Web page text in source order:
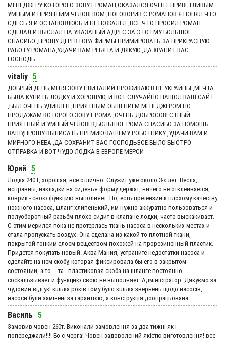
МЕНЕДЖЕРУ КОТОРОГО ЗОВУТ РОМАН,ОКАЗАЛСЯ ОЧЕНТ ПРИВЕТЛИВЫМ
УМНЫМ И ПРИЯТНИМ ЧЕЛОВЕКОМ ,ПОГОВОРИВ С РОМАНОВ Я ПОНЯЛ ЧТО
СДЕСЬ Я И ОСТАНОВЛЮСЬ И НЕ ПОЖАЛЕЛ ,ВСЕ ЧТО ПРОСИЛ РОМАН
СДЕЛАЛ И ВЫСЛАЛ НА УКАЗАНЫЙ АДРЕС ЗА ЭТО ЕМУ БОЛЬШОЕ
СПАСИБО ,ПРОШУ ДЕРЕКТОРА ФИРМЫ ПРИМИРОВАТЬ ЗА ПРИКРАСНУЮ
РАБОТУ РОМАНА,УДАЧИ ВАМ РЕБЯТА И ДЯКУЮ ,ДА ХРАНИТ ВАС
ГОСПОДЬ
vitaliy 5
ДОБРЫЙ ДЕНЬ,МЕНЯ ЗОВУТ ВИТАЛИЙ ПРОЖИВАЮ В НЕ УКРАИНЫ ,МЕЧТА
БЫЛА КУПИТЬ ЛОДКУ И ХОРОШУЮ, И ВОТ СЛУЧАЙНО НАЩОЛ ВАШ САЙТ
,БЫЛ ОЧЕНЬ УДИВЛЕН ,ПРИЯТНЫМ ОБЩЕНИЕМ МЕНЕДЖЕРОМ ПО
ПРОДАЖАМ КОТОРОГО ЗОВУТ РОМА ,ОЧЕНЬ ДОБРОСОВЕСТНЫЙ
ПРИЯТНЫЙ И УМНЫЙ ЧЕЛОВЕК,БОЛЬШОЕ РОМА СПАСИБО ЗА ПОМОЩЬ
ВАШУ,ПРОШУ ВЫПИСАТЬ ПРЕМИЮ ВАШЕМУ РОБОТНИКУ ,УДАЧИ ВАМ И
МИРНОГО НЕБА ,ДА СОХРАНИТ ВАС ГОСПОДЬВСЕ БЫЛО БЫСТРО
ОТПРАВКА И ВОТ ЧУДО ЛОДКА В ЕВРОПЕ МЕРСИ
Юрий 5
Лодка 240Т, хорошая, все отлично. Служит уже около 3-х лет. Весла,
исправны, накладки на сиденья форму держат, ничего не отклеивается,
коврик - свою функцию выполняет. Но, есть претензии к плохому качеству
ножного насоса, шланг хлипенький, им нужно аккуратно пользоваться и
полуоборотный разьём плохо сидит в клапане лодки, часто выскакивает.
С этим мерился пока не протерлась ткань насоса в нескольких местах и
стала пропускать воздух. Она сделана из какой-то плотной ткани,
покрытой тонким слоем веществом похожей на прорезиненный пластик.
Придется покупать новый. Аква Мания, устраните недостатки насоса и
сделайте на нем скобу, которая фиксировала бы его в закрытом
состоянии, а то ... та...пластиковая скоба на шланге постоянно
соскальзывает и функцию свою не выполняет. Адмiнiстратор: Дякуємо за
чудовий вiдгук! кілька років тому було кілька звернень щодо насосів,
насоси були замінені за гарантією, а конструкція доопрацьована.
Василь 5
Замовив човен 260т. Виконали замовлення за два тижні як і
попереджали!!!! Бо є черга! Човен задоволений якістю виготовлення! все